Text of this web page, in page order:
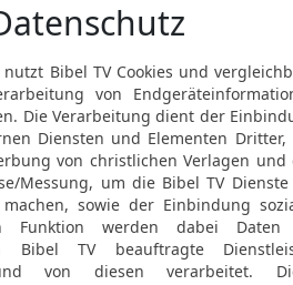
seine Söhne legten
und Mose
betupfte damit
Daumen und seine
24 Dann ließ er die
bei ihnen das
rechte große Zehe
an den Altar.
25 Darauf nahm er